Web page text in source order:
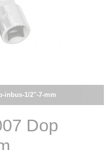
inbus-1/2"-7-mm
Dop